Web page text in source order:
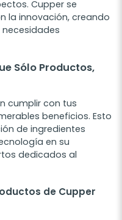
Cupper se
la innovación, creando
Sólo Productos,
cumplir con tus
beneficios. Esto
de ingredientes
en su
dedicados al
de Cupper